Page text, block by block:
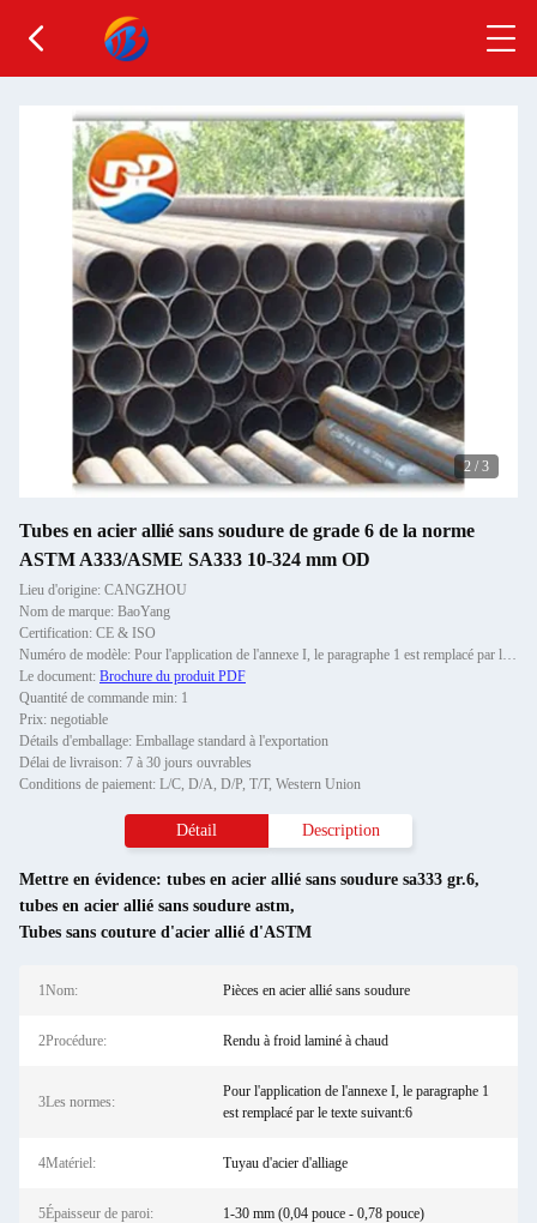
2 / 3
Tubes en acier allié sans soudure de grade 6 de la norme
ASTM A333/ASME SA333 10-324 mm OD
Lieu d'origine: CANGZHOU
Nom de marque: BaoYang
Certification: CE & ISO
Numéro de modèle: Pour l'application de l'annexe I, le paragraphe 1 est remplacé par le texte suivant:6
Le document: Brochure du produit PDF
Quantité de commande min: 1
Prix: negotiable
Détails d'emballage: Emballage standard à l'exportation
Délai de livraison: 7 à 30 jours ouvrables
Conditions de paiement: L/C, D/A, D/P, T/T, Western Union
Détail Description
Mettre en évidence: tubes en acier allié sans soudure sa333 gr.6,
tubes en acier allié sans soudure astm,
Tubes sans couture d'acier allié d'ASTM
1Nom: Pièces en acier allié sans soudure
2Procédure: Rendu à froid laminé à chaud
3Les normes:
Pour l'application de l'annexe I, le paragraphe 1
est remplacé par le texte suivant:6
4Matériel: Tuyau d'acier d'alliage
5Épaisseur de paroi: 1-30 mm (0,04 pouce - 0,78 pouce)